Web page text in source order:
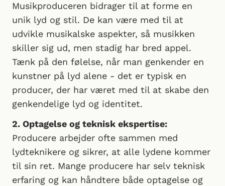
Musikproduceren bidrager til at forme en
unik lyd og stil. De kan være med til at
udvikle musikalske aspekter, så musikken
skiller sig ud, men stadig har bred appel.
Tænk på den følelse, når man genkender en
kunstner på lyd alene - det er typisk en
producer, der har været med til at skabe den
genkendelige lyd og identitet.
2. Optagelse og teknisk ekspertise:
Producere arbejder ofte sammen med
lydteknikere og sikrer, at alle lydene kommer
til sin ret. Mange producere har selv teknisk
erfaring og kan håndtere både optagelse og